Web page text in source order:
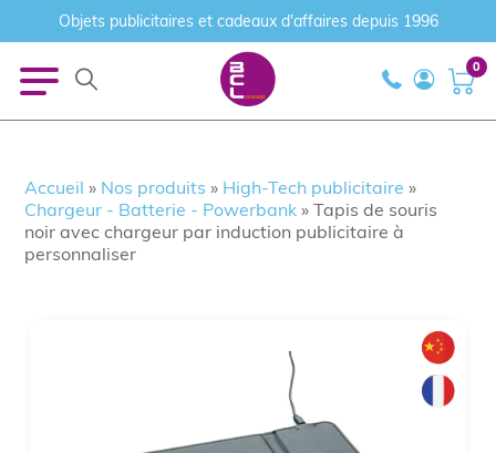
Objets publicitaires et cadeaux d'affaires depuis 1996
0
Accueil » Nos produits » High-Tech publicitaire »
Chargeur - Batterie - Powerbank »Tapis de souris
noir avec chargeur par induction publicitaire à
personnaliser